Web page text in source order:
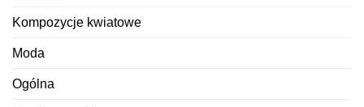
Kompozycje kwiatowe
Moda
Ogólna